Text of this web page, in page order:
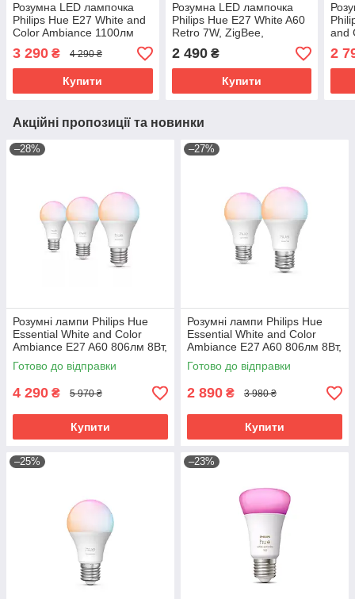
Розумна LED лампочка
Philips Hue E27 White and
Color Ambiance 1100лм
75Вт 9W, ZigBee,
Bluetooth, Apple HomeKit
3 290 ₴ 4 290 ₴
Купити
Розумна LED лампочка
Philips Hue E27 White A60
Retro 7W, ZigBee,
Bluetooth, Apple HomeKit
2 490₴
Купити
and
2
Акційні пропозиції та новинки
–28%
Розумні лампи Philips Hue
Essential White and Color
Ambiance E27 A60 806лм 8Вт,
Bluetooth, Zigbee, 3 шт.
Готово до відправки
4 290 ₴ 5 970 ₴
Купити
–27%
Розумні лампи Philips Hue
Essential White and Color
Ambiance E27 A60 806лм 8Вт,
Bluetooth, Zigbee, 2 шт.
Готово до відправки
2 890 ₴ 3 980 ₴
Купити
–25% –23%